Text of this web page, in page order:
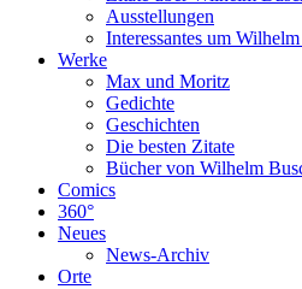
Ausstellungen
Interessantes um
Werke
Max und Moritz
Gedichte
Geschichten
Die besten Zitate
Bücher von Wilhelm
Comics
360°
Neues
News-Archiv
Orte